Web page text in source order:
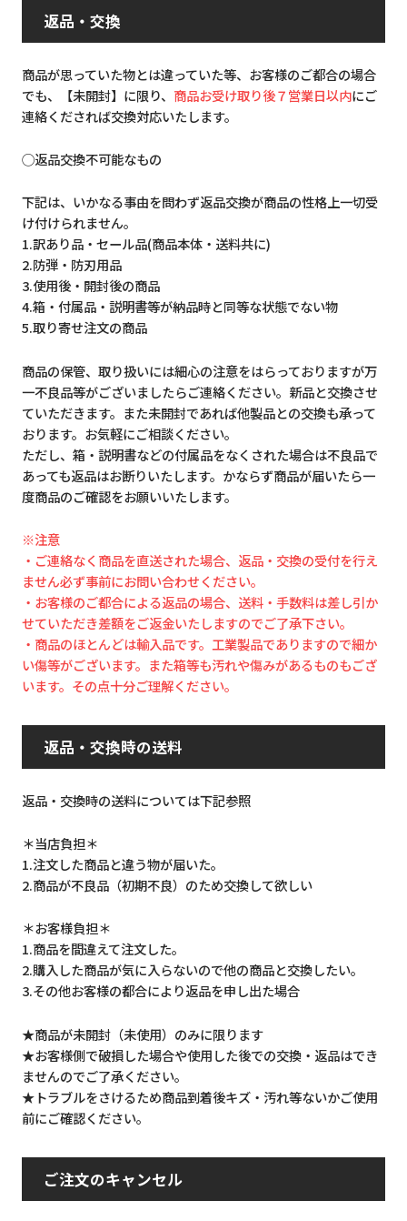
返品・交換
商品が思っていた物とは違っていた等、お客様のご都合の場合
でも、【未開封】に限り、 商品お受け取り後７営業日以内にご
連絡くだされば交換対応いたします。
◯返品交換不可能なもの
下記は、いかなる事由を問わず返品交換が商品の性格上一切受
け付けられません。
1.訳あり品・セール品(商品本体・送料共に)
2.防弾・防刃用品
3.使用後・開封後の商品
4.箱・付属品・説明書等が納品時と同等な状態でない物
5.取り寄せ注文の商品
商品の保管、取り扱いには細心の注意をはらっておりますが万
一不良品等がございましたらご連絡ください。新品と交換させ
ていただきます。また未開封であれば他製品との交換も承って
おります。お気軽にご相談ください。
ただし、箱・説明書などの付属品をなくされた場合は不良品で
あっても返品はお断りいたします。かならず商品が届いたら一
度商品のご確認をお願いいたします。
※注意
・ご連絡なく商品を直送された場合、返品・交換の受付を行え
ません必ず事前にお問い合わせください。
・お客様のご都合による返品の場合、送料・手数料は差し引か
せていただき差額をご返金いたしますのでご了承下さい。
・商品のほとんどは輸入品です。工業製品でありますので細か
い傷等がございます。また箱等も汚れや傷みがあるものもござ
います。その点十分ご理解ください。
返品・交換時の送料
返品・交換時の送料については下記参照
＊当店負担＊
1.注文した商品と違う物が届いた。
2.商品が不良品（初期不良）のため交換して欲しい
＊お客様負担＊
1.商品を間違えて注文した。
2.購入した商品が気に入らないので他の商品と交換したい。
3.その他お客様の都合により返品を申し出た場合
★商品が未開封（未使用）のみに限ります
★お客様側で破損した場合や使用した後での交換・返品はでき
ませんのでご了承ください。
★トラブルをさけるため商品到着後キズ・汚れ等ないかご使用
前にご確認ください。
ご注文のキャンセル